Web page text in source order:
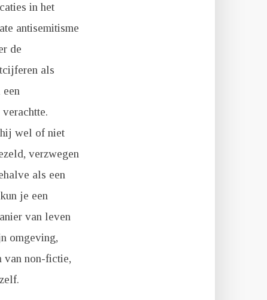
in het
antisemitisme
de
als
hij wel of niet
verzwegen
als een
je een
van leven
omgeving,
van non-fictie,